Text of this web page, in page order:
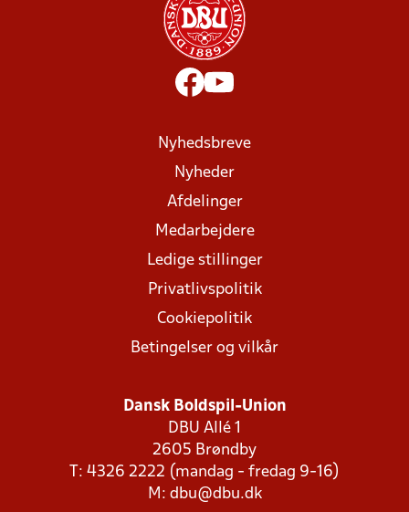
Nyhedsbreve
Nyheder
Afdelinger
Medarbejdere
Ledige stillinger
Privatlivspolitik
Cookiepolitik
Betingelser og vilkår
Dansk Boldspil-Union
DBU Allé 1
2605 Brøndby
T: 4326 2222 (mandag - fredag 9-16)
M: dbu@dbu.dk